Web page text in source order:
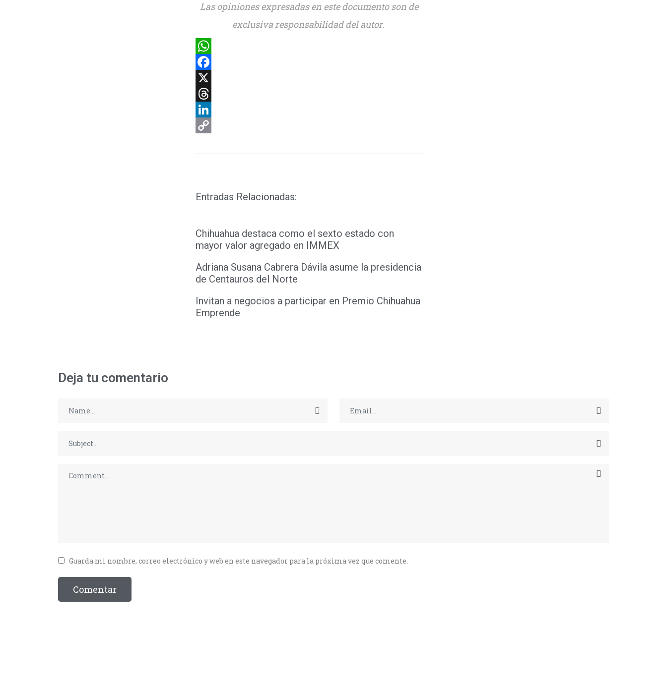
Las opiniones expresadas en este documento son de
exclusiva responsabilidad del autor.
WhatsApp
Facebook
X
Threads
LinkedIn
Entradas Relacionadas:
Chihuahua destaca como el sexto estado con
mayor valor agregado en IMMEX
Adriana Susana Cabrera Dávila asume la presidencia
de Centauros del Norte
Invitan a negocios a participar en Premio Chihuahua
Emprende
Deja tu comentario
Guarda mi nombre, correo electrónico y web en este navegador para la próxima vez que comente.